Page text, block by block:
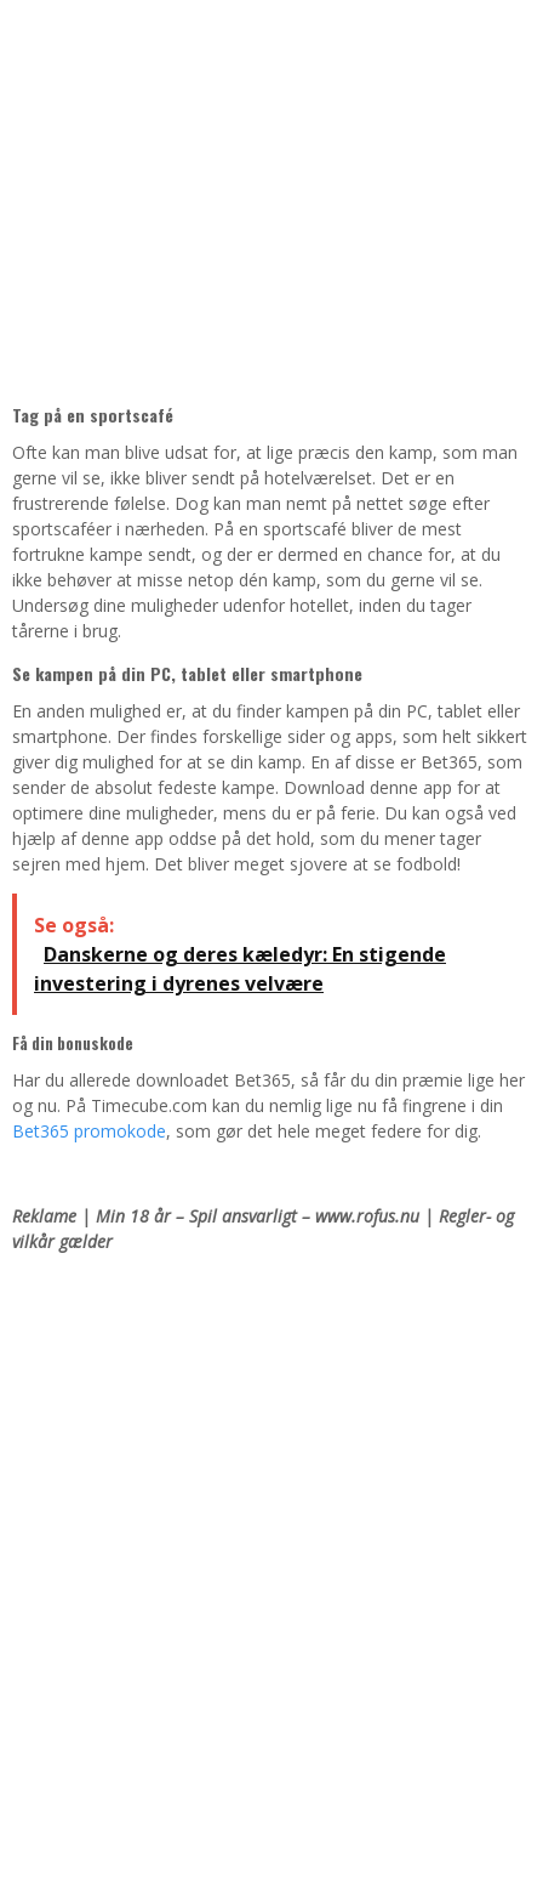
Tag på en sportscafé
Ofte kan man blive udsat for, at lige præcis den kamp, som man
gerne vil se, ikke bliver sendt på hotelværelset. Det er en
frustrerende følelse. Dog kan man nemt på nettet søge efter
sportscaféer i nærheden. På en sportscafé bliver de mest
fortrukne kampe sendt, og der er dermed en chance for, at du
ikke behøver at misse netop dén kamp, som du gerne vil se.
Undersøg dine muligheder udenfor hotellet, inden du tager
tårerne i brug.
Se kampen på din PC, tablet eller smartphone
En anden mulighed er, at du finder kampen på din PC, tablet eller
smartphone. Der findes forskellige sider og apps, som helt sikkert
giver dig mulighed for at se din kamp. En af disse er Bet365, som
sender de absolut fedeste kampe. Download denne app for at
optimere dine muligheder, mens du er på ferie. Du kan også ved
hjælp af denne app oddse på det hold, som du mener tager
sejren med hjem. Det bliver meget sjovere at se fodbold!
Se også:
Danskerne og deres kæledyr: En stigende
investering i dyrenes velvære
Få din bonuskode
Har du allerede downloadet Bet365, så får du din præmie lige her
og nu. På Timecube.com kan du nemlig lige nu få fingrene i din
Bet365 promokode, som gør det hele meget federe for dig.
Reklame | Min 18 år – Spil ansvarligt – www.rofus.nu | Regler- og
vilkår gælder